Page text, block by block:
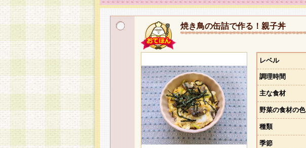
焼き鳥の缶詰で作る！親子丼
レベル
調理時間
主な食材
野菜の食材の色
種類
季節